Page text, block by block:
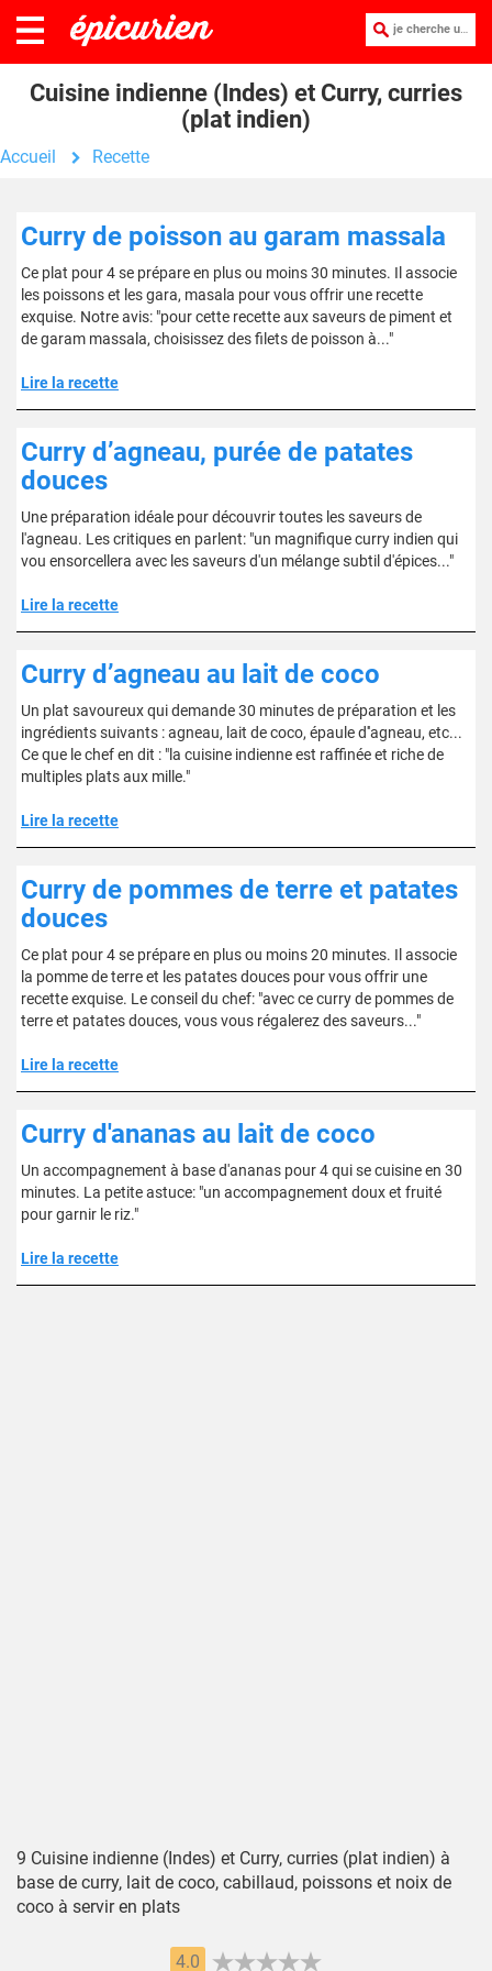
je cherche une recette :
Cuisine indienne (Indes) et Curry, curries
(plat indien)
Accueil Recette
Curry de poisson au garam massala
Ce plat pour 4 se prépare en plus ou moins 30 minutes. Il associe
les poissons et les gara, masala pour vous offrir une recette
exquise. Notre avis: "pour cette recette aux saveurs de piment et
de garam massala, choisissez des filets de poisson à..."
Lire la recette
Curry d’agneau, purée de patates
douces
Une préparation idéale pour découvrir toutes les saveurs de
l'agneau. Les critiques en parlent: "un magnifique curry indien qui
vou ensorcellera avec les saveurs d'un mélange subtil d'épices..."
Lire la recette
Curry d’agneau au lait de coco
Un plat savoureux qui demande 30 minutes de préparation et les
ingrédients suivants : agneau, lait de coco, épaule d''agneau, etc...
Ce que le chef en dit : "la cuisine indienne est raffinée et riche de
multiples plats aux mille."
Lire la recette
Curry de pommes de terre et patates
douces
Ce plat pour 4 se prépare en plus ou moins 20 minutes. Il associe
la pomme de terre et les patates douces pour vous offrir une
recette exquise. Le conseil du chef: "avec ce curry de pommes de
terre et patates douces, vous vous régalerez des saveurs..."
Lire la recette
Curry d'ananas au lait de coco
Un accompagnement à base d'ananas pour 4 qui se cuisine en 30
minutes. La petite astuce: "un accompagnement doux et fruité
pour garnir le riz."
Lire la recette
9 Cuisine indienne (Indes) et Curry, curries (plat indien) à
base de curry, lait de coco, cabillaud, poissons et noix de
coco à servir en plats
4.0